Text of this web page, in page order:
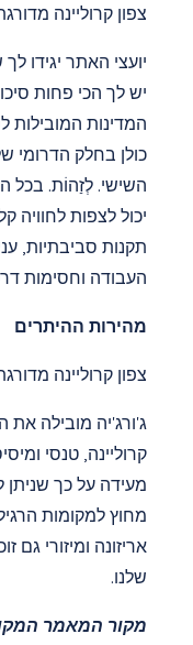
צפון קרוליינה
יועצי האתר יגידו
המדינות המובילות
כולן בחלק הדרומי
השישי. לְזַהוֹת. בכל
יכול לצפות
תקנות סביבתיות,
העבודה וחסימות
מהירות ההיתרים
צפון קרוליינה
ג'ורג'יה מובילה
מעידה על כך שניתן
מחוץ למקומות
אריזונה ומיזורי
שלנו.
מקור המאמר